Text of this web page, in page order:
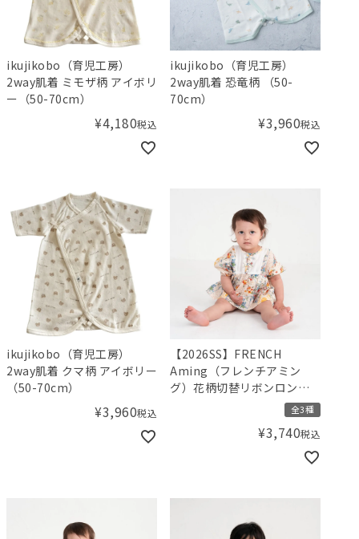
ikujikobo（育児工房）
2way肌着 ミモザ柄 アイボリ
ー（50-70cm）
¥4,180税込
ikujikobo（育児工房）
2way肌着 恐竜柄 （50-
70cm）
¥3,960税込
ikujikobo（育児工房）
2way肌着 クマ柄 アイボリー
（50-70cm）
¥3,960税込
【2026SS】FRENCH
Aming（フレンチアミン
グ）花柄切替リボンロンパ
全3種
¥3,740税込